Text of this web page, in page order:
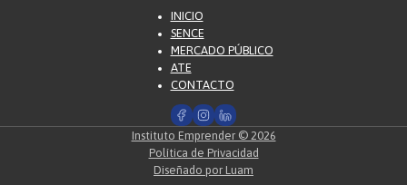
INICIO
SENCE
MERCADO PÚBLICO
ATE
CONTACTO
Instituto Emprender © 2026
Política de Privacidad
Diseñado por Luam